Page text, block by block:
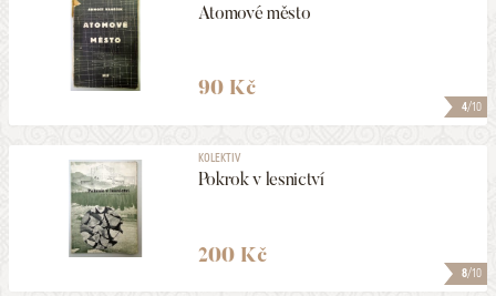
4/10
Atomové město
90 Kč
8/10
KOLEKTIV
Pokrok v lesnictví
200 Kč